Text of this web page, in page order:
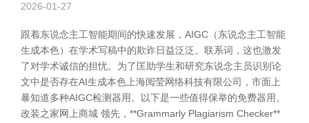
2026-01-27
跟着东说念主工智能期间的快速发展，AIGC（东说念主工智能
生成本色）在学术写稿中的欺诈日益泛泛。联系词，这也激发
了对学术诚信的担忧。为了匡助学生和研究东说念主员识别论
文中是否存在AI生成本色上海阅莹网络科技有限公司，市面上
暴知道多种AIGC检测器用。以下是一些值得保举的免费器用。
改装之家网上商城 领先，**Grammarly Plagiarism Checker**